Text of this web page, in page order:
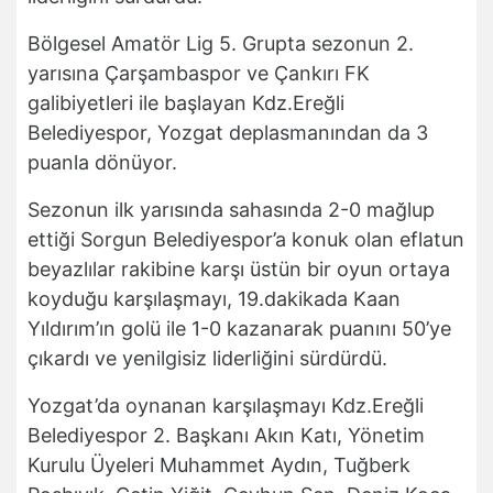
Bölgesel Amatör Lig 5. Grupta sezonun 2.
yarısına Çarşambaspor ve Çankırı FK
galibiyetleri ile başlayan Kdz.Ereğli
Belediyespor, Yozgat deplasmanından da 3
puanla dönüyor.
Sezonun ilk yarısında sahasında 2-0 mağlup
ettiği Sorgun Belediyespor’a konuk olan eflatun
beyazlılar rakibine karşı üstün bir oyun ortaya
koyduğu karşılaşmayı, 19.dakikada Kaan
Yıldırım’ın golü ile 1-0 kazanarak puanını 50’ye
çıkardı ve yenilgisiz liderliğini sürdürdü.
Yozgat’da oynanan karşılaşmayı Kdz.Ereğli
Belediyespor 2. Başkanı Akın Katı, Yönetim
Kurulu Üyeleri Muhammet Aydın, Tuğberk